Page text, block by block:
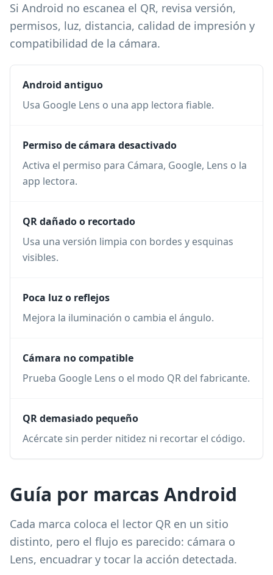
Si Android no escanea el QR, revisa versión,
permisos, luz, distancia, calidad de impresión y
compatibilidad de la cámara.
Android antiguo
Usa Google Lens o una app lectora fiable.
Permiso de cámara desactivado
Activa el permiso para Cámara, Google, Lens o la
app lectora.
QR dañado o recortado
Usa una versión limpia con bordes y esquinas
visibles.
Poca luz o reflejos
Mejora la iluminación o cambia el ángulo.
Cámara no compatible
Prueba Google Lens o el modo QR del fabricante.
QR demasiado pequeño
Acércate sin perder nitidez ni recortar el código.
Guía por marcas Android
Cada marca coloca el lector QR en un sitio
distinto, pero el flujo es parecido: cámara o
Lens, encuadrar y tocar la acción detectada.